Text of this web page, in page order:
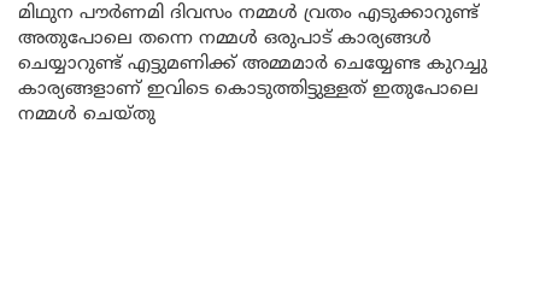
മിഥുന പൗർണമി ദിവസം നമ്മൾ വ്രതം എടുക്കാറുണ്ട്
അതുപോലെ തന്നെ നമ്മൾ ഒരുപാട് കാര്യങ്ങൾ
ചെയ്യാറുണ്ട് എട്ടുമണിക്ക് അമ്മമാർ ചെയ്യേണ്ട കുറച്ചു
കാര്യങ്ങളാണ് ഇവിടെ കൊടുത്തിട്ടുള്ളത് ഇതുപോലെ
നമ്മൾ ചെയ്തു